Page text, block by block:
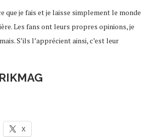
que je fais et je laisse simplement le monde
Les fans ont leurs propres opinions, je
S’ils l’apprécient ainsi, c’est leur
X